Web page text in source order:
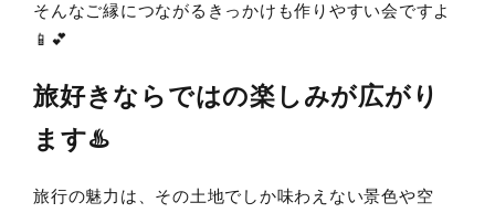
そんなご縁につながるきっかけも作りやすい会ですよ
📱💕
旅好きならではの楽しみが広がり
ます♨️
旅行の魅力は、その土地でしか味わえない景色や空